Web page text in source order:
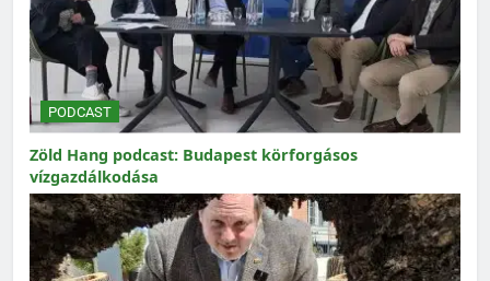
PODCAST
Zöld Hang podcast: Budapest körforgásos
vízgazdálkodása